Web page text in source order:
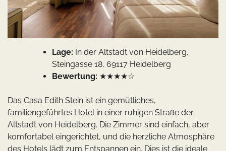
Lage: In der Altstadt von Heidelberg,
Steingasse 18, 69117 Heidelberg
Bewertung: ★★★★☆
Das Casa Edith Stein ist ein gemütliches,
familiengeführtes Hotel in einer ruhigen Straße der
Altstadt von Heidelberg. Die Zimmer sind einfach, aber
komfortabel eingerichtet, und die herzliche Atmosphäre
des Hotels lädt zum Entspannen ein. Dies ist die ideale